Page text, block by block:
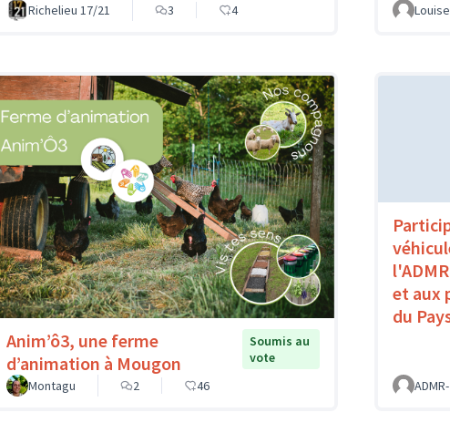
Richelieu 17/21 3 4
Anim’ô3, une ferme
d’animation à Mougon
Soumis au
vote
Montagu
2 46
et aux
du